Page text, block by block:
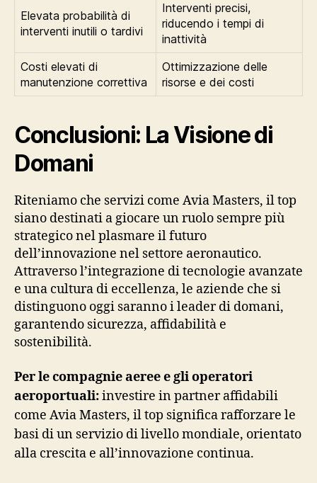
Elevata probabilità di
interventi inutili o tardivi
Interventi precisi,
riducendo i tempi di
inattività
Costi elevati di
manutenzione correttiva
Ottimizzazione delle
risorse e dei costi
Conclusioni: La Visione di
Domani
Riteniamo che servizi come Avia Masters, il top
siano destinati a giocare un ruolo sempre più
strategico nel plasmare il futuro
dell’innovazione nel settore aeronautico.
Attraverso l’integrazione di tecnologie avanzate
e una cultura di eccellenza, le aziende che si
distinguono oggi saranno i leader di domani,
garantendo sicurezza, affidabilità e
sostenibilità.
Per le compagnie aeree e gli operatori
aeroportuali:investire in partner affidabili
come Avia Masters, il top significa rafforzare le
basi di un servizio di livello mondiale, orientato
alla crescita e all’innovazione continua.